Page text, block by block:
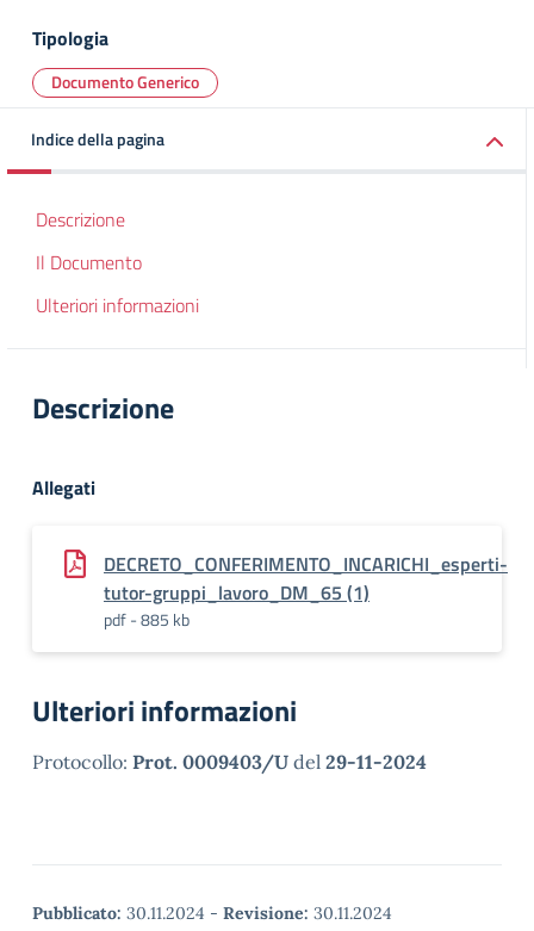
Tipologia
Documento Generico
Indice della pagina
Descrizione
Il Documento
Ulteriori informazioni
Descrizione
Allegati
DECRETO_CONFERIMENTO_INCARICHI_esperti-
tutor-gruppi_lavoro_DM_65 (1)
pdf - 885 kb
Ulteriori informazioni
Protocollo: Prot. 0009403/U del 29-11-2024
Pubblicato: 30.11.2024 - Revisione: 30.11.2024